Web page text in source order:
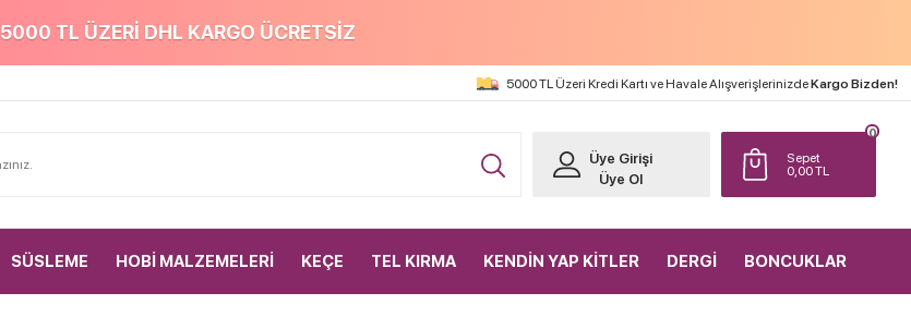
5000 TL ÜZERİ DHL KARGO ÜCRETSİZ
5000 TL Üzeri Kredi Kartı ve Havale AlışverişlerinizdeKargo Bizden!
Sepet
0,00TL
0
Üye Girişi
Üye Ol
SÜSLEME HOBİ MALZEMELERİ KEÇE TEL KIRMA KENDİN YAP KİTLER DERGİ BONCUKLAR